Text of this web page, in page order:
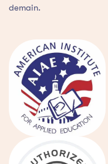
demain.